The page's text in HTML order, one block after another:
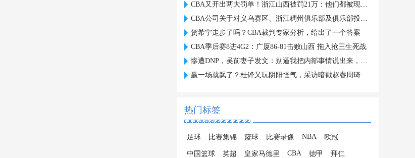
CBA又开出两大罚单！浙江山西被罚21万：他们都被现场球迷坑惨了
CBA公司关于对义乌赛区、浙江稠州俱乐部及俱乐部投资人金子军处罚的函
贺希宁走步了吗？CBA裁判专家分析，给出了一个答案
CBA季后赛8进4G2：广厦86-81击败山西 拖入抢三生死战
惨遭DNP，吴前妻子发文：别逼我把内部事情说出来，希望能被尊重
赢一场就飘了？杜锋又玩阴阳怪气，采访暗戳赵睿周琦或内涵许利民
热门标签
足球 比赛集锦 篮球 比赛录像 NBA 欧冠
中国篮球 英超 皇家马德里 CBA 德甲 拜仁